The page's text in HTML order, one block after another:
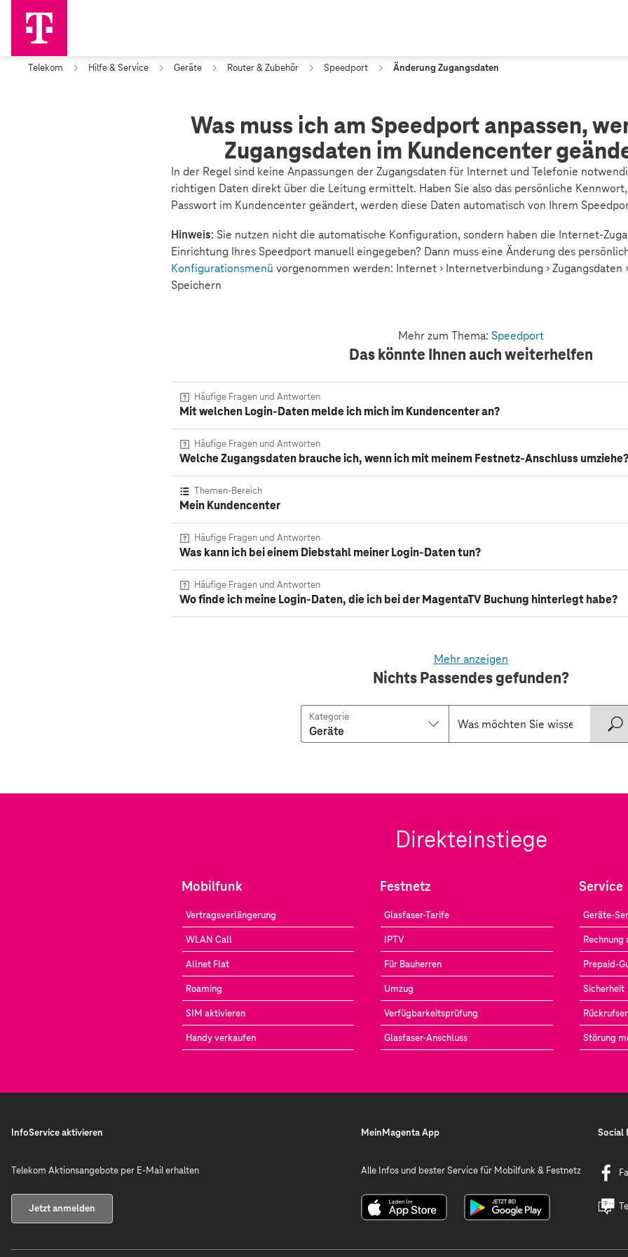
Telekom Hilfe & Service Geräte Router & Zubehör Speedport Änderung Zugangsdaten
Was muss ich am Speedport anpassen,
Zugangsdaten im Kundencenter
In der Regel sind keine Anpassungen der Zugangsdaten für Internet und Telefonie
richtigen Daten direkt über die Leitung ermittelt. Haben Sie also das persönliche
Passwort im Kundencenter geändert, werden diese Daten automatisch von Ihrem
Hinweis: Sie nutzen nicht die automatische Konfiguration, sondern haben die Internet-
Einrichtung Ihres Speedport manuell eingegeben? Dann muss eine Änderung des
Konfigurationsmenü vorgenommen werden: Internet › Internetverbindung › Zugangsdaten
Speichern
Mehr zum Thema: Speedport
Das könnte Ihnen auch weiterhelfen
Häufige Fragen und Antworten
Mit welchen Login-Daten melde ich mich im Kundencenter an?
Häufige Fragen und Antworten
Welche Zugangsdaten brauche ich, wenn ich mit meinem Festnetz-Anschluss umziehe?
Themen-Bereich
Mein Kundencenter
Häufige Fragen und Antworten
Was kann ich bei einem Diebstahl meiner Login-Daten tun?
Häufige Fragen und Antworten
Wo finde ich meine Login-Daten, die ich bei der MagentaTV Buchung hinterlegt habe?
Mehr anzeigen
Nichts Passendes gefunden?
Geräte
Kategorie
Direkteinstiege
Mobilfunk
Vertragsverlängerung
WLAN Call
Allnet Flat
Roaming
SIM aktivieren
Handy verkaufen
Festnetz
Glasfaser-Tarife
IPTV
Für Bauherren
Umzug
Verfügbarkeitsprüfung
Glasfaser-Anschluss
Service
Geräte-
Rechnung
Prepaid-
Sicherheit
Störung
InfoService aktivieren
Telekom Aktionsangebote per E-Mail erhalten
Jetzt anmelden
MeinMagenta App
Alle Infos und bester Service für Mobilfunk & Festnetz
Social